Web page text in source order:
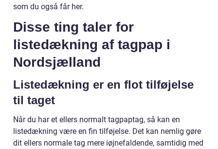
som du også får her.
Disse ting taler for
listedækning af tagpap i
Nordsjælland
Listedækning er en flot tilføjelse
til taget
Når du har et ellers normalt tagpaptag, så kan en
listedækning være en fin tilføjelse. Det kan nemlig gøre
dit ellers normale tag mere iøjnefaldende, samtidig med